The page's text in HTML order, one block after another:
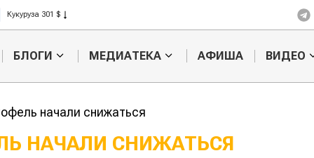
Рис 408 $
Пшеница 423 $
БЛОГИ МЕДИАТЕКА АФИША ВИДЕО
начали снижаться
НАЧАЛИ СНИЖАТЬСЯ